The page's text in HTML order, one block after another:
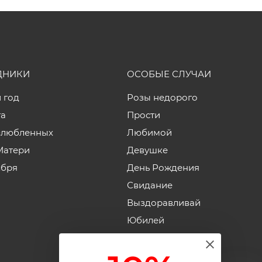
год
ОСОБЫЕ СЛУЧАИ
Розы недорого
Прости
Любимой
Девушке
День Рождения
Свидание
Выздоравливай
Юбилей
Годовщина свадьбы